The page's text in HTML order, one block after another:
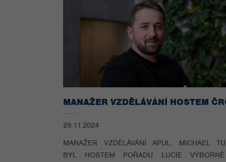
MANAŽER VZDĚLÁVÁNÍ HOSTEM
29.11.2024
MANAŽER VZDĚLÁVÁNÍ APUL, MICHAEL
BYL HOSTEM POŘADU LUCIE